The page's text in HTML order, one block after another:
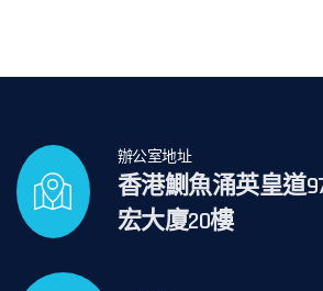
辦公室地址
香港鰂魚涌英皇道
宏大廈20樓